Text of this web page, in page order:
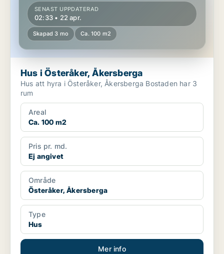
SENAST UPPDATERAD
02:33 • 22 apr.
Skapad 3 mo Ca. 100 m2
Hus i Österåker, Åkersberga
Hus att hyra i Österåker, Åkersberga Bostaden har 3
rum
Areal
Ca. 100 m2
Pris pr. md.
Ej angivet
Område
Österåker, Åkersberga
Type
Hus
Mer info